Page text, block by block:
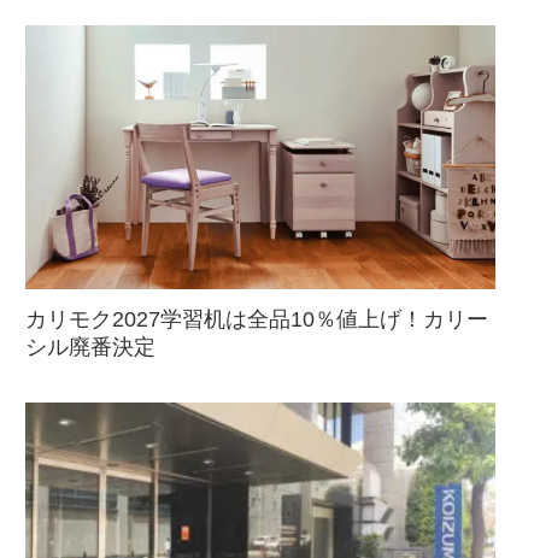
カリモク2027学習机は全品10％値上げ！カリー
シル廃番決定